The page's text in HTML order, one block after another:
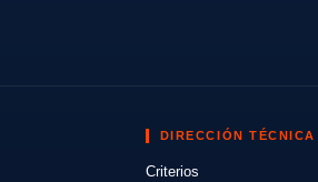
DIRECCIÓN TÉCNICA
Criterios